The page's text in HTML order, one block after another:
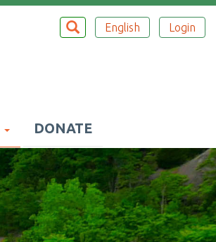
Buscar
BUSCAREnglish Login
DONATE